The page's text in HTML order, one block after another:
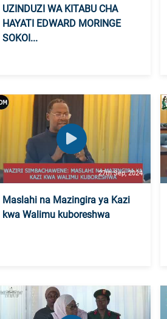
UZINDUZI WA KITABU CHA
HAYATI EDWARD MORINGE
SOKOI...
27th Sep, 2024
Maslahi na Mazingira ya Kazi
kwa Walimu kuboreshwa